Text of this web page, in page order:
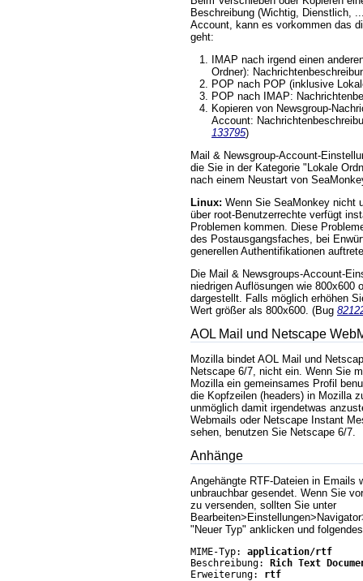
Beschreibung (Wichtig, Dienstlich,
Account, kann es vorkommen das
geht:
IMAP nach irgend einen
Ordner):
POP nach POP (inklusive
POP nach IMAP:
Kopieren von Newsgroup-
Account:
133795)
Mail & Newsgroup-Account-
die Sie in der Kategorie "Lokale
nach einem Neustart von
Linux: Wenn Sie SeaMonkey nicht
über root-Benutzerrechte verfügt
Problemen kommen. Diese
des Postausgangsfaches, bei
generellen Authentifikationen
Die Mail & Newsgroups-Account-
niedrigen Auflösungen wie 800x600
dargestellt. Falls möglich erhöhen
Wert größer als 800x600. (Bug
AOL Mail und Netscape
Mozilla bindet AOL Mail und
Netscape 6/7, nicht ein. Wenn Sie
Mozilla ein gemeinsames Profil
die Kopfzeilen (headers) in Mozilla
unmöglich damit irgendetwas
Webmails oder Netscape Instant
sehen, benutzen Sie Netscape 6/7.
Anhänge
Angehängte RTF-Dateien in Emails
unbrauchbar gesendet. Wenn Sie
zu versenden, sollten Sie unter
"Neuer Typ" anklicken und
MIME-Typ: application/rtf
Beschreibung: Rich Text
Erweiterung: rtf